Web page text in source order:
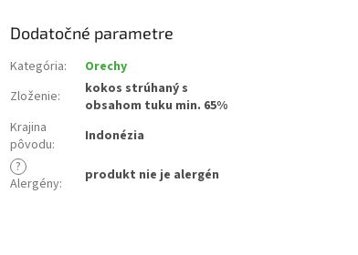
Dodatočné parametre
Kategória:
Orechy
Zloženie:
kokos strúhaný s
obsahom tuku min. 65%
Krajina
pôvodu:
Indonézia
?
Alergény: produkt nie je alergén